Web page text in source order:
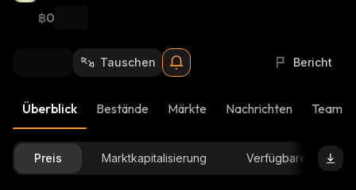
฿0
Tauschen Bericht
Überblick Bestände Märkte Nachrichten Team-
Preis Marktkapitalisierung Verfügbare Menge